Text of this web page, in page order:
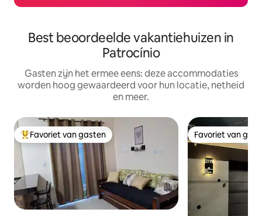
Best beoordeelde vakantiehuizen in
Patrocínio
Gasten zijn het ermee eens: deze accommodaties
worden hoog gewaardeerd voor hun locatie, netheid
en meer.
Topfavoriet van gasten
Favoriet van gasten Favoriet van
Favoriet van